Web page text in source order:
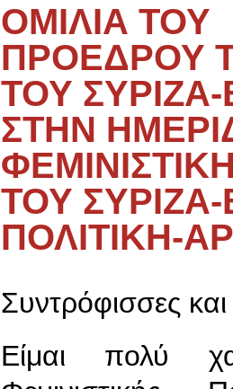
ΟΜΙΛΙΑ ΤΟΥ
ΠΡΟΕΔΡΟΥ
ΤΟΥ
ΣΤΗΝ
ΤΟΥ
ΠΟΛΙΤΙΚΗ-
Συντρόφισσες
Είμαι πολύ